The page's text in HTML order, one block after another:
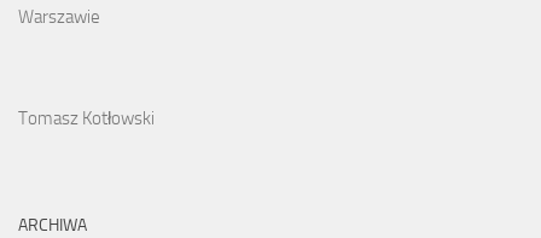
Warszawie
Tomasz Kotłowski
ARCHIWA